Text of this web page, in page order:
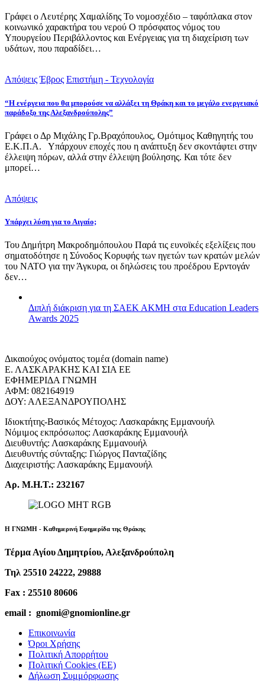
Γράφει ο Λευτέρης Χαμαλίδης Το νομοσχέδιο – ταφόπλακα στον
κοινωνικό χαρακτήρα του νερού Ο πρόσφατος νόμος του
Υπουργείου Περιβάλλοντος και Ενέργειας για τη διαχείριση των
υδάτων, που παραδίδει…
Απόψεις Έβρος Επιστήμη - Τεχνολογία
“Η ενέργεια που θα μπορούσε να αλλάξει τη Θράκη και το μεγάλο ενεργειακό
παράδοξο της Αλεξανδρούπολης”
Γράφει ο Δρ Μιχάλης Γρ.Βραχόπουλος, Ομότιμος Καθηγητής του
Ε.Κ.Π.Α. Υπάρχουν εποχές που η ανάπτυξη δεν σκοντάφτει στην
έλλειψη πόρων, αλλά στην έλλειψη βούλησης. Και τότε δεν
μπορεί…
Απόψεις
Υπάρχει λύση για το Αιγαίο;
Του Δημήτρη Μακροδημόπουλου Παρά τις ευνοϊκές εξελίξεις που
σηματοδότησε η Σύνοδος Κορυφής των ηγετών των κρατών μελών
του ΝΑΤΟ για την Άγκυρα, οι δηλώσεις του προέδρου Ερντογάν
δεν…
Διπλή διάκριση για τη ΣΑΕΚ ΑΚΜΗ στα Education Leaders
Awards 2025
Δικαιούχος ονόματος τομέα (domain name)
Ε. ΛΑΣΚΑΡΑΚΗΣ ΚΑΙ ΣΙΑ ΕΕ
ΕΦΗΜΕΡΙΔΑ ΓΝΩΜΗ
ΑΦΜ: 082164919
ΔΟΥ: ΑΛΕΞΑΝΔΡΟΥΠΟΛΗΣ
Ιδιοκτήτης-Βασικός Μέτοχος: Λασκαράκης Εμμανουήλ
Νόμιμος εκπρόσωπος: Λασκαράκης Εμμανουήλ
Διευθυντής: Λασκαράκης Εμμανουήλ
Διευθυντής σύνταξης: Γιώργος Πανταζίδης
Διαχειριστής: Λασκαράκης Εμμανουήλ
Αρ. Μ.Η.Τ.: 232167
Η ΓΝΩΜΗ - Καθημερινή Εφημερίδα της Θράκης
Τέρμα Αγίου Δημητρίου, Αλεξανδρούπολη
Τηλ 25510 24222, 29888
Fax : 25510 80606
email : gnomi@gnomionline.gr
Επικοινωνία
Όροι Χρήσης
Πολιτική Απορρήτου
Πολιτική Cookies (ΕΕ)
Δήλωση Συμμόρφωσης